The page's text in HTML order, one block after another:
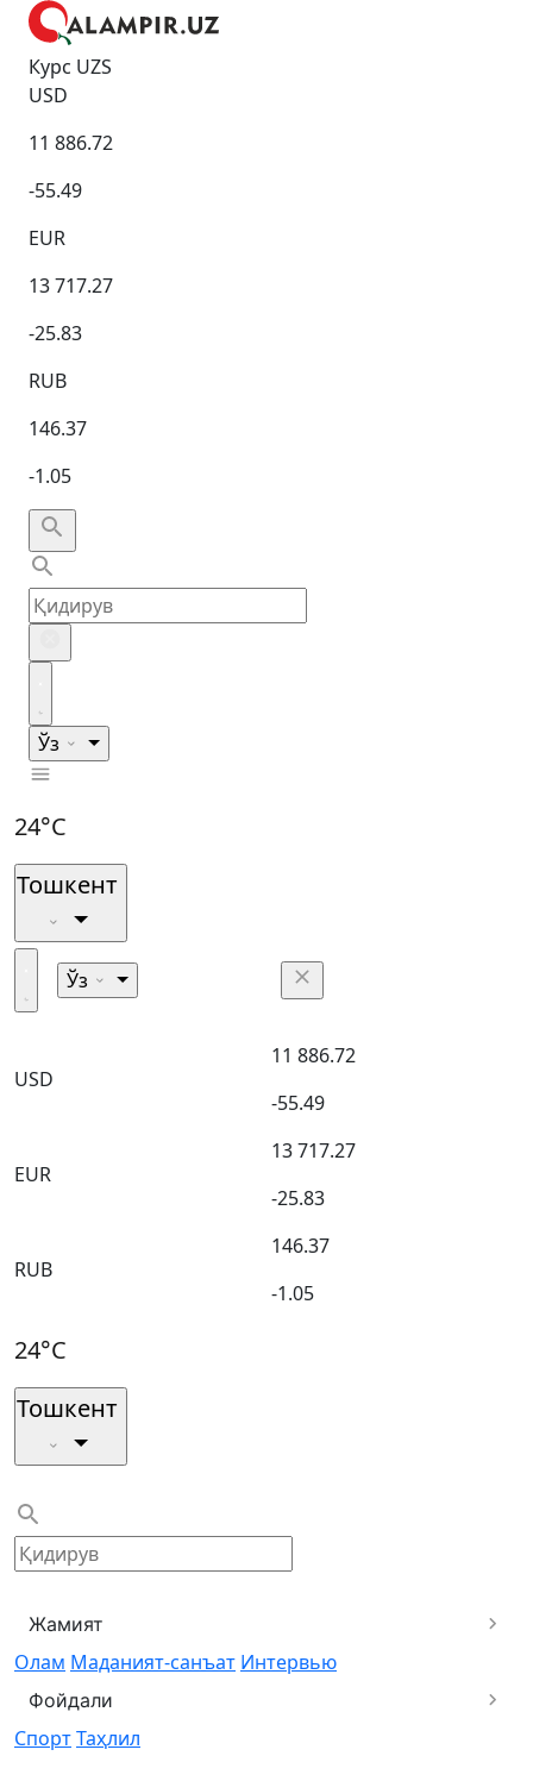
Курс UZS
USD
11 886.72
-55.49
EUR
13 717.27
-25.83
RUB
146.37
-1.05
Ўз
24°C
Тошкент
Ўз
USD
11 886.72
-55.49
EUR
13 717.27
-25.83
RUB
146.37
-1.05
24°C
Тошкент
Жамият
Олам Маданият-санъат Интервью
Фойдали
СпортТаҳлил